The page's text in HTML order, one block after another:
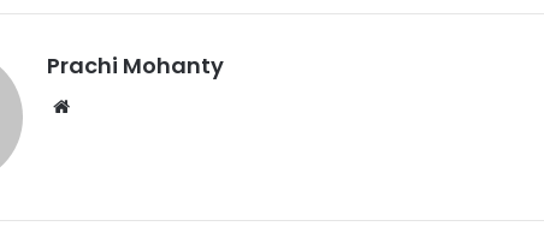
Prachi Mohanty